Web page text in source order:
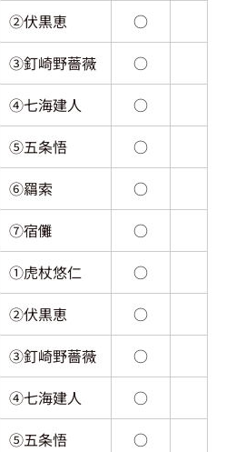
②伏黒恵
○
③釘崎野薔薇
○
④七海建人
○
⑤五条悟
○
⑥羂索
○
⑦宿儺
○
①虎杖悠仁
○
②伏黒恵
○
③釘崎野薔薇
○
④七海建人
○
⑤五条悟
○